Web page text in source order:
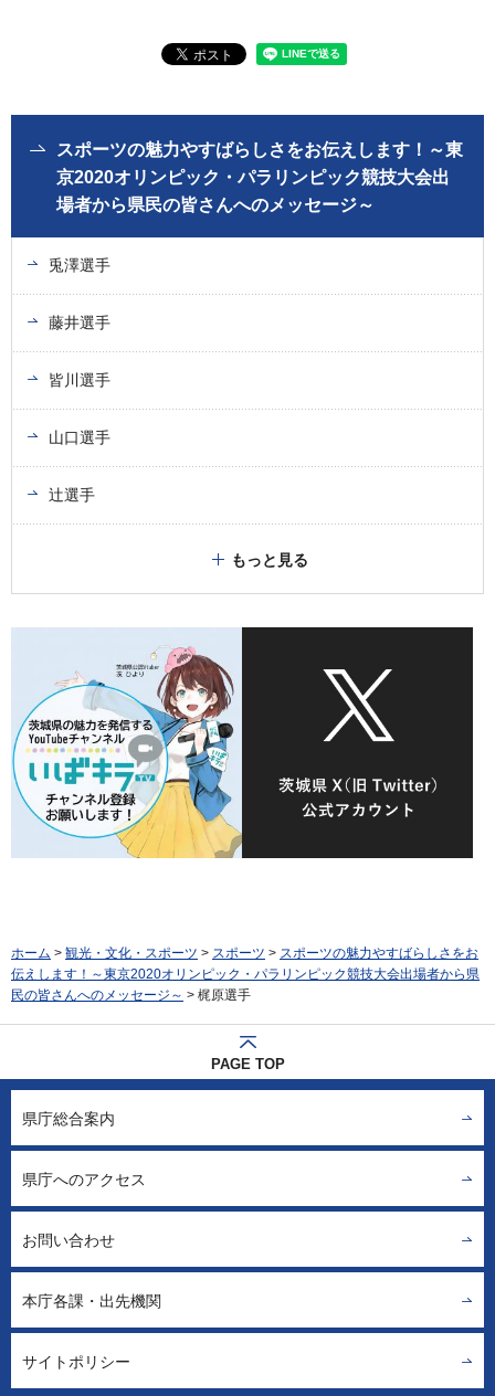
スポーツの魅力やすばらしさをお伝えします！～東
京2020オリンピック・パラリンピック競技大会出
場者から県民の皆さんへのメッセージ～
兎澤選手
藤井選手
皆川選手
山口選手
辻選手
もっと見る
ホーム > 観光・文化・スポーツ > スポーツ > スポーツの魅力やすばらしさをお
伝えします！～東京2020オリンピック・パラリンピック競技大会出場者から県
民の皆さんへのメッセージ～ > 梶原選手
PAGE TOP
県庁総合案内
県庁へのアクセス
お問い合わせ
本庁各課・出先機関
サイトポリシー